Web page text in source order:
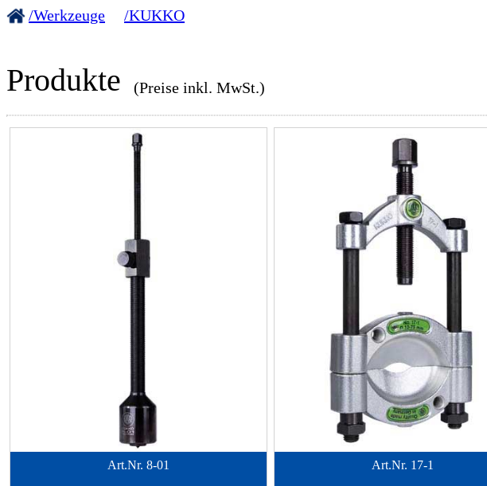
/Werkzeuge /KUKKO
Produkte (Preise inkl. MwSt.)
Art.Nr. 8-01 Art.Nr. 17-1